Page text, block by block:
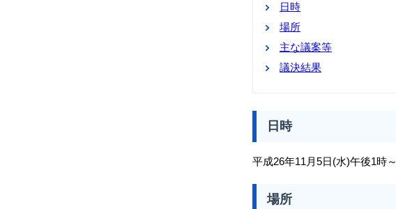
日時
場所
主な議案等
議決結果
日時
平成26年11月5日(水)午後1時～
場所